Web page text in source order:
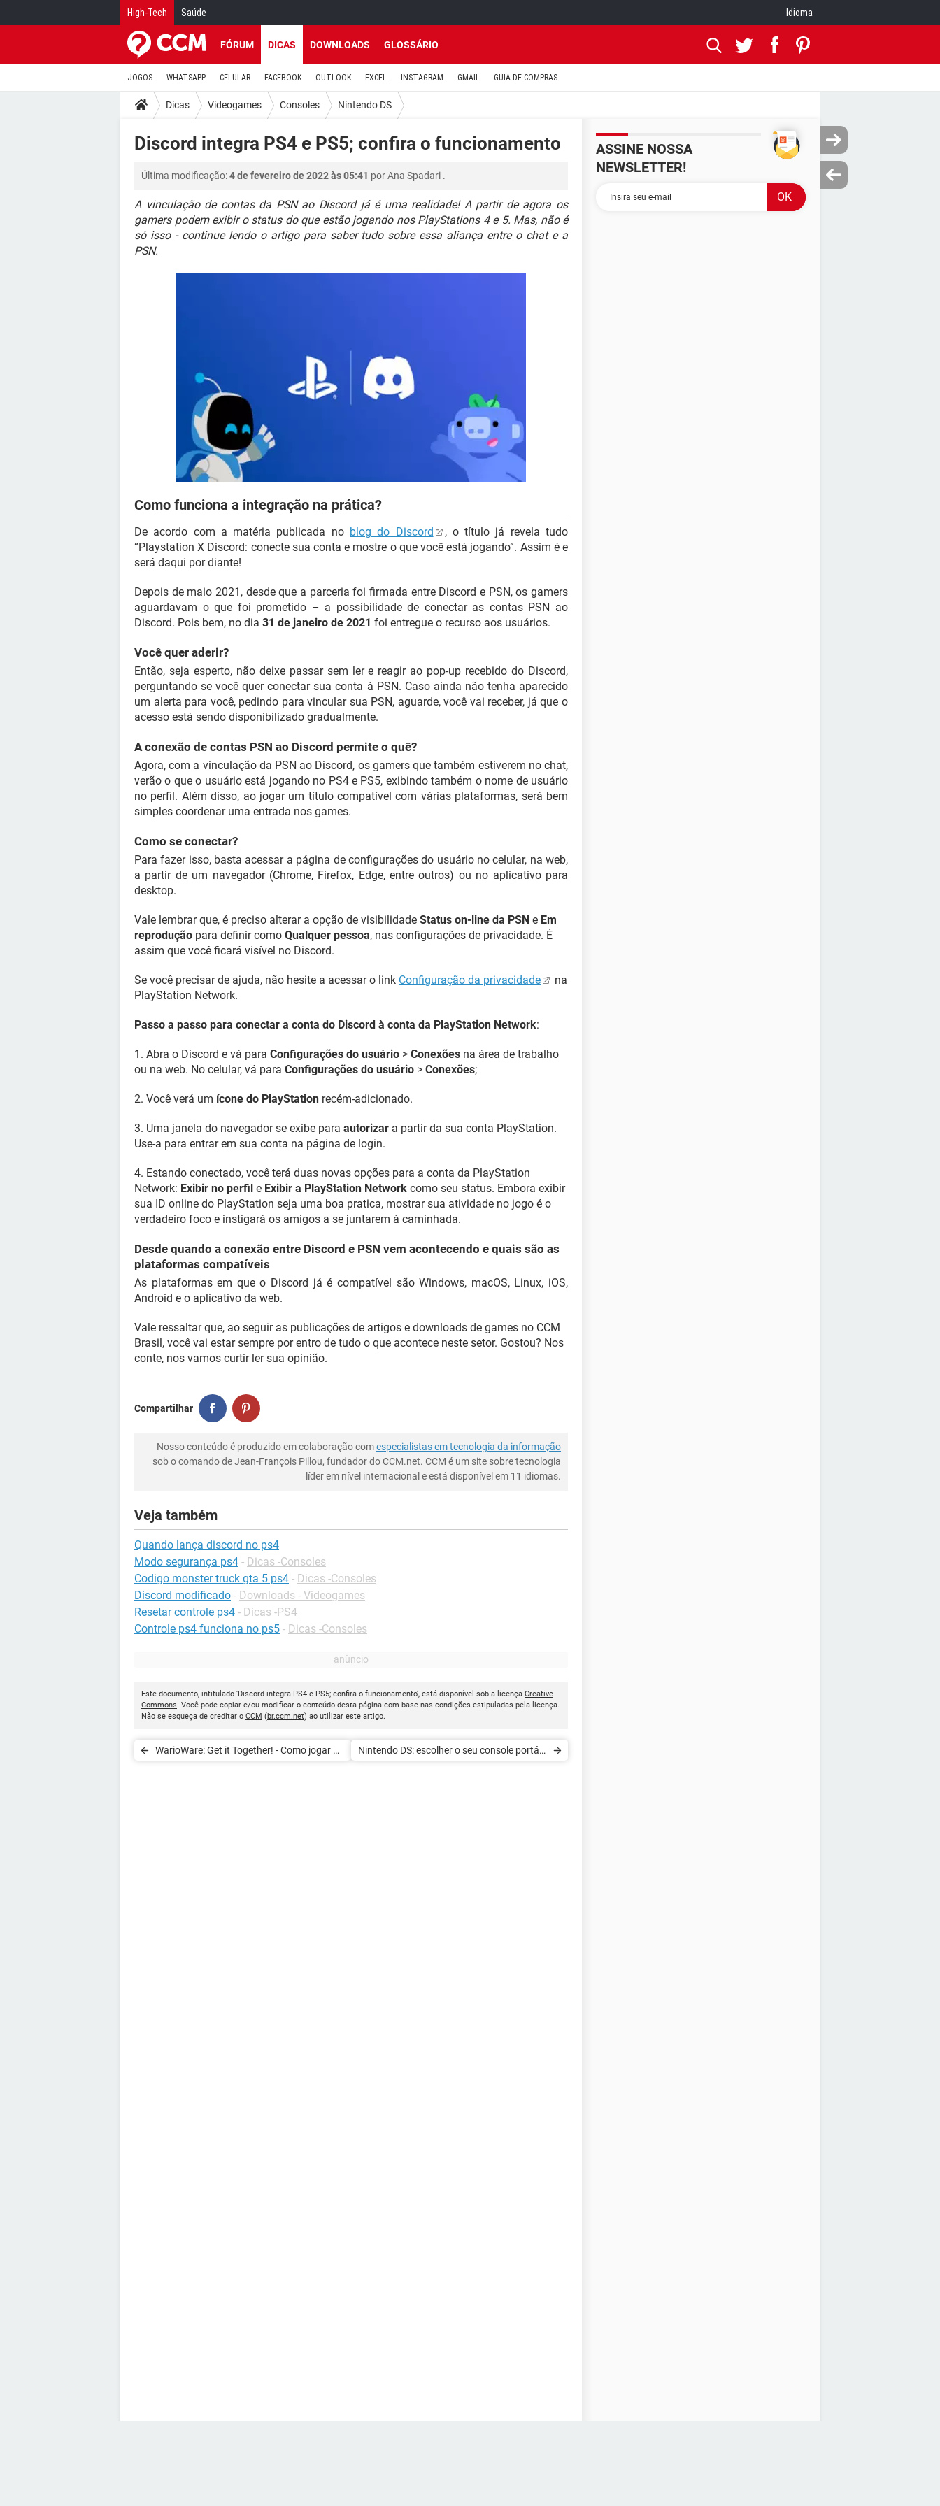
High-Tech Saúde Idioma
FÓRUM DICAS DOWNLOADS GLOSSÁRIO
JOGOS WHATSAPP CELULAR FACEBOOK OUTLOOK EXCEL INSTAGRAM GMAIL GUIA DE COMPRAS
Dicas Videogames Consoles Nintendo DS
Discord integra PS4 e PS5; confira o funcionamento
Última modificação:4 de fevereiro de 2022 às 05:41 porAna Spadari .
A vinculação de contas da PSN ao Discord já é uma realidade! A partir de agora os
gamers podem exibir o status do que estão jogando nos PlayStations 4 e 5. Mas, não é
só isso - continue lendo o artigo para saber tudo sobre essa aliança entre o chat e a
PSN.
Como funciona a integração na prática?
De acordo com a matéria publicada no blog do Discord
, o título já revela tudo
“Playstation X Discord: conecte sua conta e mostre o que você está jogando”. Assim é e
será daqui por diante!
Depois de maio 2021, desde que a parceria foi firmada entre Discord e PSN, os gamers
aguardavam o que foi prometido – a possibilidade de conectar as contas PSN ao
Discord. Pois bem, no dia 31 de janeiro de 2021 foi entregue o recurso aos usuários.
Você quer aderir?
Então, seja esperto, não deixe passar sem ler e reagir ao pop-up recebido do Discord,
perguntando se você quer conectar sua conta à PSN. Caso ainda não tenha aparecido
um alerta para você, pedindo para vincular sua PSN, aguarde, você vai receber, já que o
acesso está sendo disponibilizado gradualmente.
A conexão de contas PSN ao Discord permite o quê?
Agora, com a vinculação da PSN ao Discord, os gamers que também estiverem no chat,
verão o que o usuário está jogando no PS4 e PS5, exibindo também o nome de usuário
no perfil. Além disso, ao jogar um título compatível com várias plataformas, será bem
simples coordenar uma entrada nos games.
Como se conectar?
Para fazer isso, basta acessar a página de configurações do usuário no celular, na web,
a partir de um navegador (Chrome, Firefox, Edge, entre outros) ou no aplicativo para
desktop.
Vale lembrar que, é preciso alterar a opção de visibilidade Status on-line da PSN e Em
reprodução para definir como Qualquer pessoa, nas configurações de privacidade. É
assim que você ficará visível no Discord.
Se você precisar de ajuda, não hesite a acessar o link Configuração da privacidade
na
PlayStation Network.
Passo a passo para conectar a conta do Discord à conta da PlayStation Network:
1. Abra o Discord e vá para Configurações do usuário > Conexões na área de trabalho
ou na web. No celular, vá para Configurações do usuário > Conexões;
2. Você verá um ícone do PlayStation recém-adicionado.
3. Uma janela do navegador se exibe para autorizar a partir da sua conta PlayStation.
Use-a para entrar em sua conta na página de login.
4. Estando conectado, você terá duas novas opções para a conta da PlayStation
Network: Exibir no perfil e Exibir a PlayStation Network como seu status. Embora exibir
sua ID online do PlayStation seja uma boa pratica, mostrar sua atividade no jogo é o
verdadeiro foco e instigará os amigos a se juntarem à caminhada.
Desde quando a conexão entre Discord e PSN vem acontecendo e quais são as
plataformas compatíveis
As plataformas em que o Discord já é compatível são Windows, macOS, Linux, iOS,
Android e o aplicativo da web.
Vale ressaltar que, ao seguir as publicações de artigos e downloads de games no CCM
Brasil, você vai estar sempre por entro de tudo o que acontece neste setor. Gostou? Nos
conte, nos vamos curtir ler sua opinião.
Compartilhar
Nosso conteúdo é produzido em colaboração comespecialistas em tecnologia da informação
sob o comando de Jean-François Pillou, fundador do CCM.net. CCM é um site sobre tecnologia
líder em nível internacional e está disponível em 11 idiomas.
Veja também
Quando lança discord no ps4
Modo segurança ps4 - Dicas -Consoles
Codigo monster truck gta 5 ps4 - Dicas -Consoles
Discord modificado - Downloads - Videogames
Resetar controle ps4 - Dicas -PS4
Controle ps4 funciona no ps5 - Dicas -Consoles
Este documento, intitulado 'Discord integra PS4 e PS5; confira o funcionamento', está disponível sob a licença Creative
Commons. Você pode copiar e/ou modificar o conteúdo desta página com base nas condições estipuladas pela licença.
Não se esqueça de creditar o CCM (br.ccm.net) ao utilizar este artigo.
WarioWare: Get it Together! - Como jogar no
Nintendo DS: escolher o seu console portátil
ASSINE NOSSA
NEWSLETTER!